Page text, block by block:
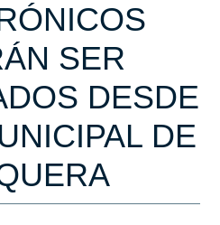
SER
DESDE
DE